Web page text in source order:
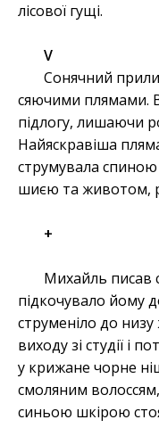
лісової гущі.
V
Сонячний
сяючими плямами.
підлогу, лишаючи
Найяскравіша
струмувала спиною
шиєю та животом,
+
Михайль писав
підкочувало йому
струменіло до
виходу зі студії і
у крижане чорне
смоляним
синьою шкірою